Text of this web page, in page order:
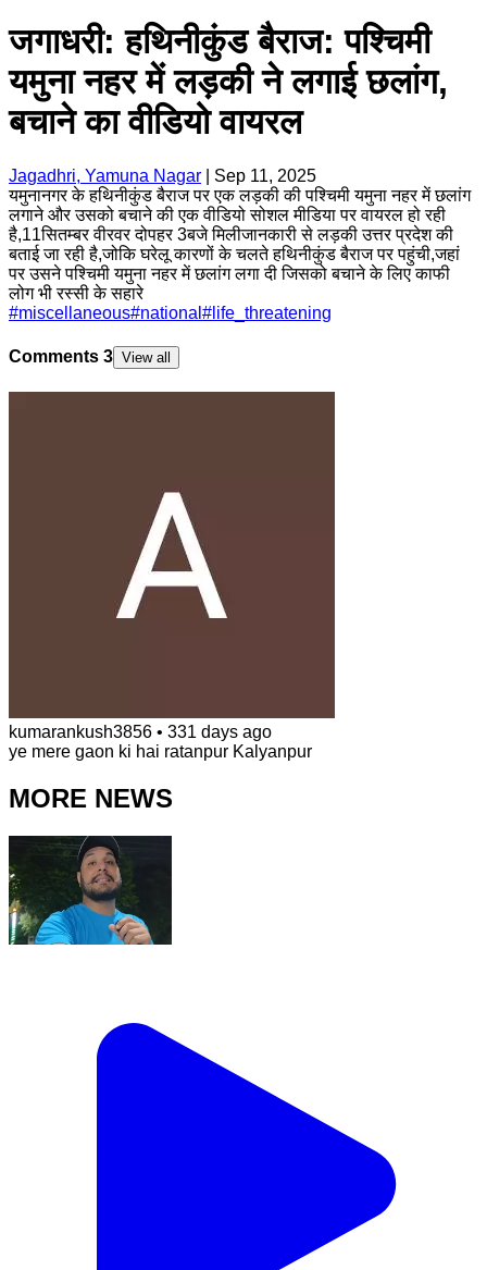
जगाधरी: हथिनीकुंड बैराज: पश्चिमी
यमुना नहर में लड़की ने लगाई छलांग,
बचाने का वीडियो वायरल
Jagadhri, Yamuna Nagar
Sep 11, 2025
यमुनानगर के हथिनीकुंड बैराज पर एक लड़की की पश्चिमी यमुना नहर में छलांग
लगाने और उसको बचाने की एक वीडियो सोशल मीडिया पर वायरल हो रही
है,11सितम्बर वीरवर दोपहर 3बजे मिलीजानकारी से लड़की उत्तर प्रदेश की
बताई जा रही है,जोकि घरेलू कारणों के चलते हथिनीकुंड बैराज पर पहुंची,जहां
पर उसने पश्चिमी यमुना नहर में छलांग लगा दी जिसको बचाने के लिए काफी
लोग भी रस्सी के सहारे
#miscellaneous#national # life_threatening
Comments 3 View all
kumarankush3856 • 331 days ago
ye mere gaon ki hai ratanpur Kalyanpur
MORE NEWS